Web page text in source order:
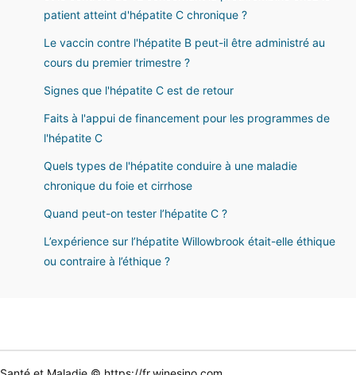
patient atteint d'hépatite C chronique ?
Le vaccin contre l'hépatite B peut-il être administré au
cours du premier trimestre ?
Signes que l'hépatite C est de retour
Faits à l'appui de financement pour les programmes de
l'hépatite C
Quels types de l'hépatite conduire à une maladie
chronique du foie et cirrhose
Quand peut-on tester l’hépatite C ?
L’expérience sur l’hépatite Willowbrook était-elle éthique
ou contraire à l’éthique ?